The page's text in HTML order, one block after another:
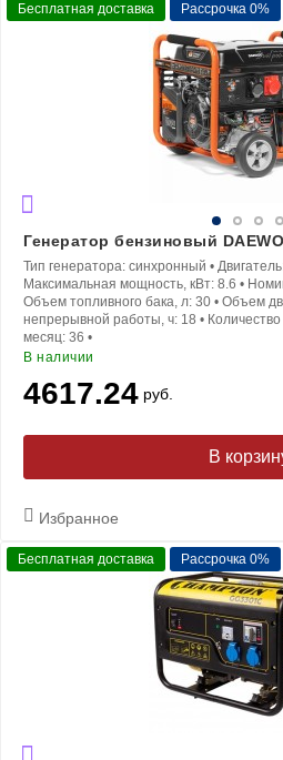
Бесплатная доставка Рассрочка 0%
Генератор бензиновый
Тип генератора: синхронный •
Максимальная мощность, кВт: 8.6 •
Объем топливного бака, л: 30 • Объем
непрерывной работы, ч: 18 •
месяц: 36 •
В наличии
4617.24 руб.
В
Избранное
Бесплатная доставка Рассрочка 0%